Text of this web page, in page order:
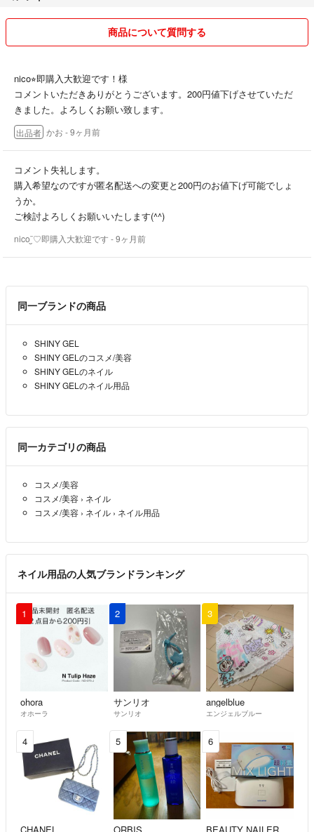
商品について質問する
nico⭐︎即購入大歓迎です！様
コメントいただきありがとうございます。200円値下げさせていただ
きました。よろしくお願い致します。
出品者 かお - 9ヶ月前
コメント失礼します。
購入希望なのですが匿名配送への変更と200円のお値下げ可能でしょ
うか。
ご検討よろしくお願いいたします(^^)
nico¨̮♡即購入大歓迎です - 9ヶ月前
同一ブランドの商品
SHINY GEL
SHINY GELのコスメ/美容
SHINY GELのネイル
SHINY GELのネイル用品
同一カテゴリの商品
コスメ/美容
コスメ/美容 › ネイル
コスメ/美容 › ネイル › ネイル用品
ネイル用品の人気ブランドランキング
1
ohora
オホーラ
2
サンリオ
サンリオ
3
angelblue
エンジェルブルー
4 5 6